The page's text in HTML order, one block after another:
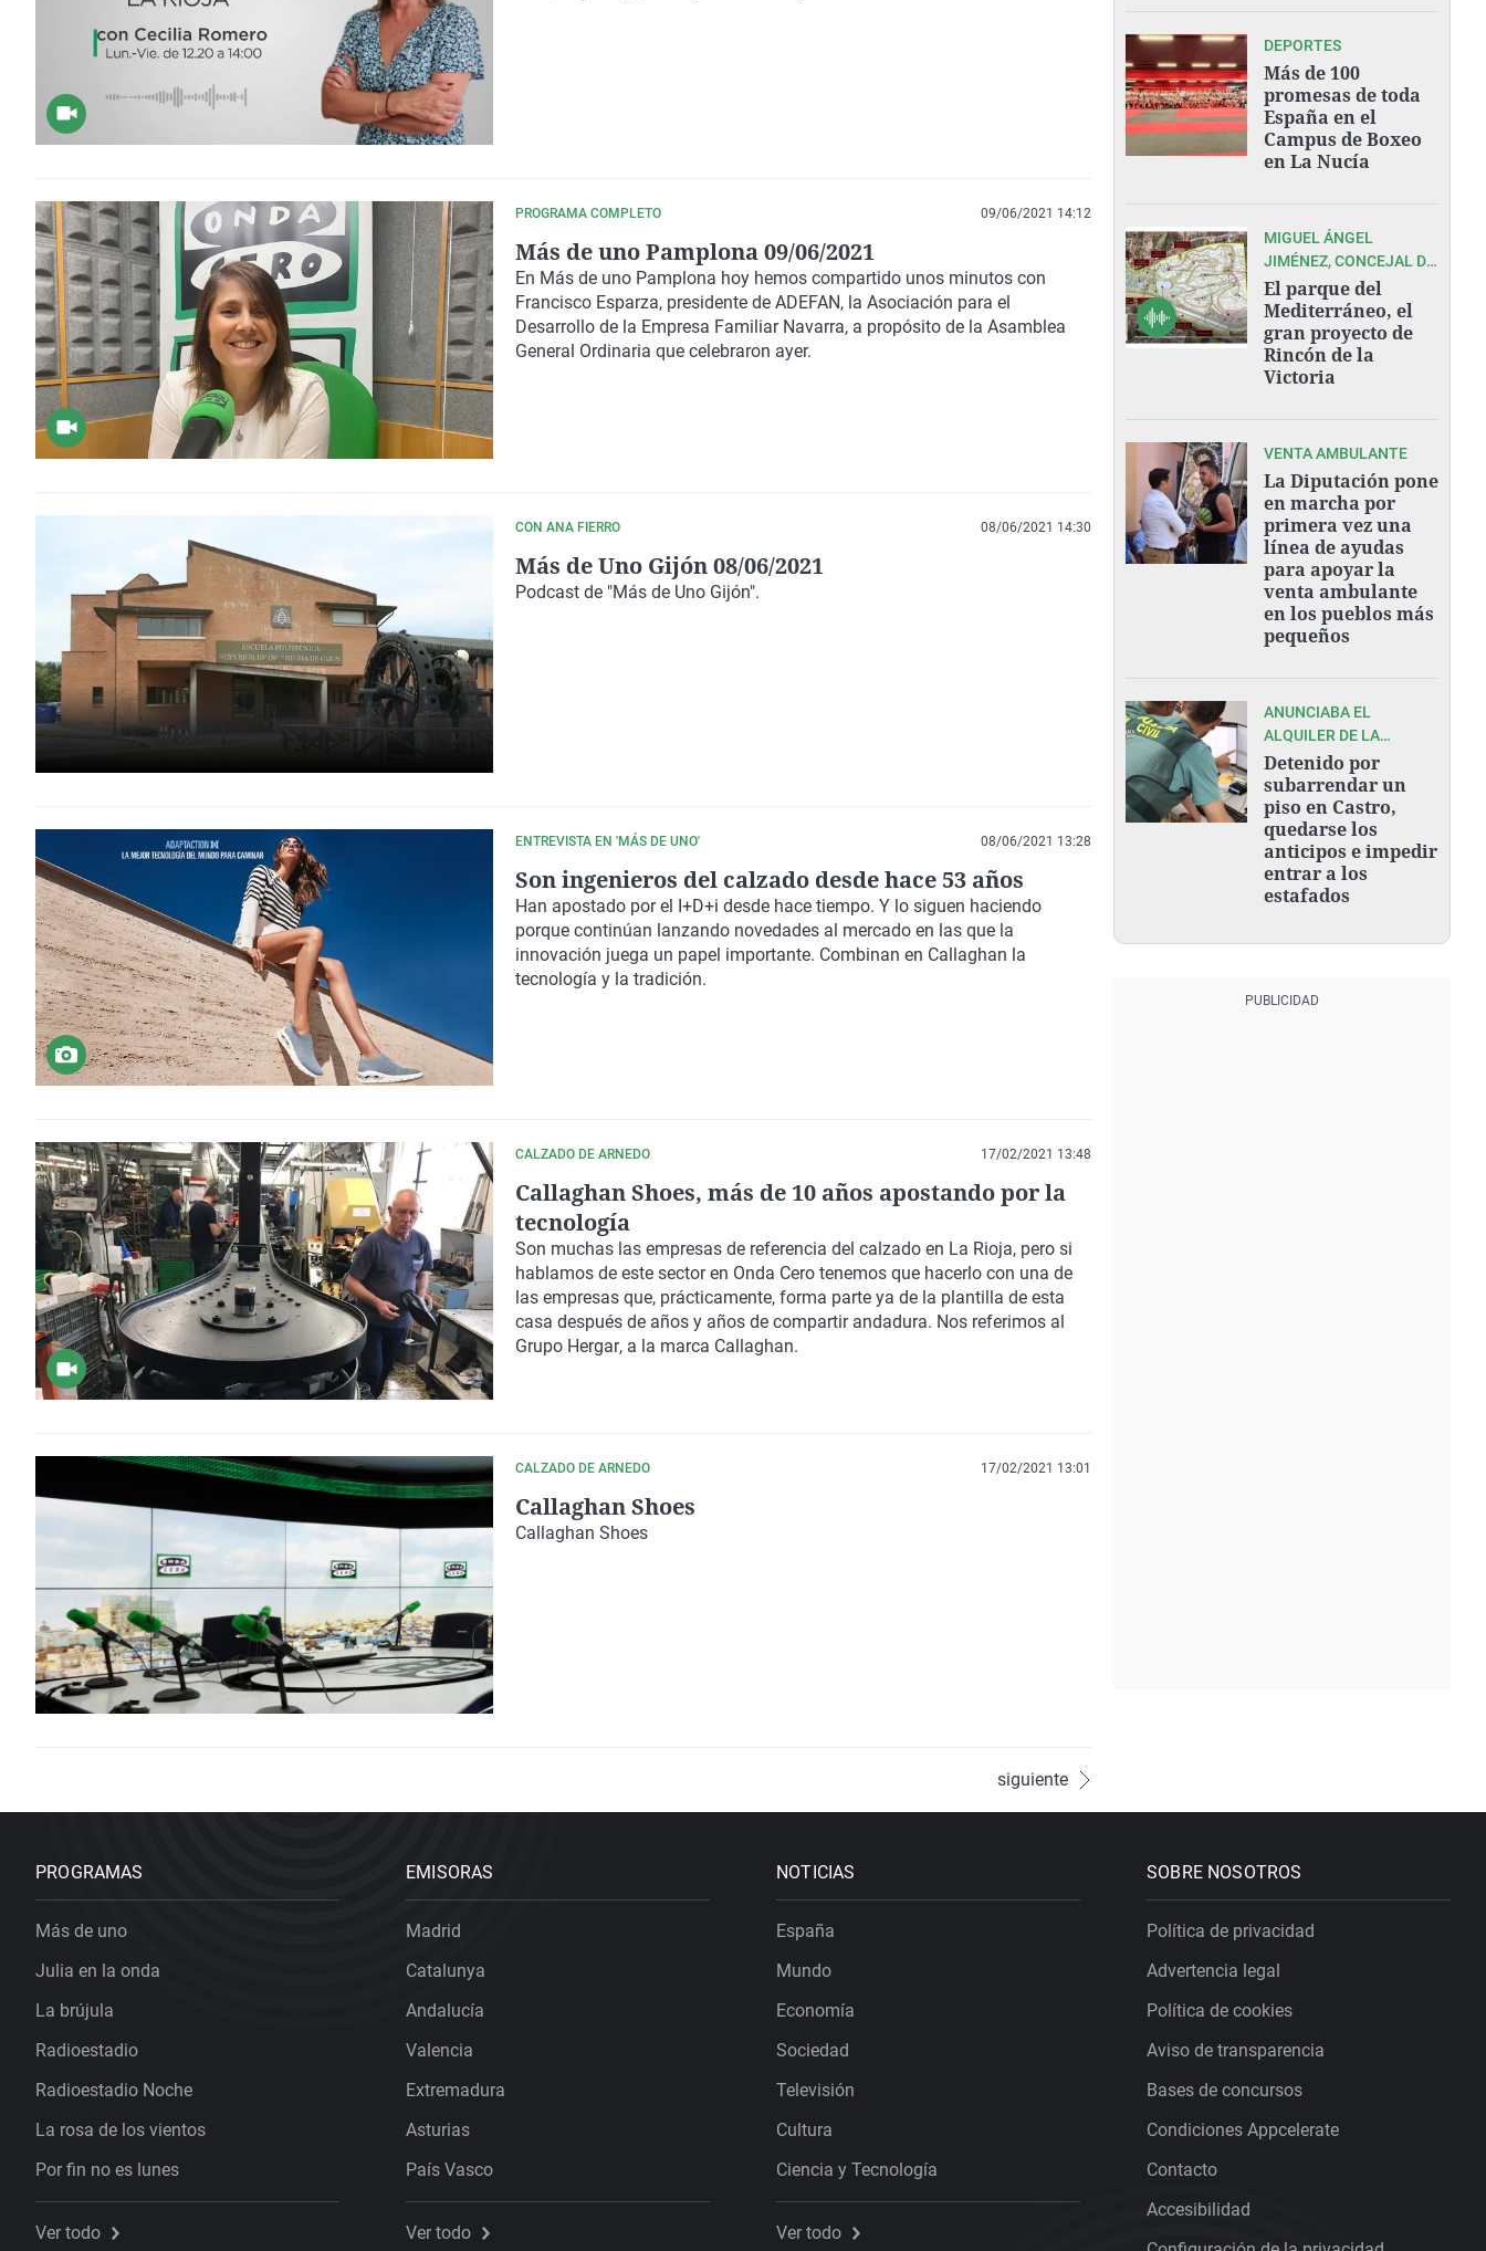
PROGRAMA COMPLETO 09/06/2021 14:12
Más de uno Pamplona 09/06/2021
En Más de uno Pamplona hoy hemos compartido unos minutos con
Francisco Esparza, presidente de ADEFAN, la Asociación para el
Desarrollo de la Empresa Familiar Navarra, a propósito de la Asamblea
General Ordinaria que celebraron ayer.
CON ANA FIERRO 08/06/2021 14:30
Más de Uno Gijón 08/06/2021
Podcast de "Más de Uno Gijón".
ENTREVISTA EN 'MÁS DE UNO' 08/06/2021 13:28
Son ingenieros del calzado desde hace 53 años
Han apostado por el I+D+i desde hace tiempo. Y lo siguen haciendo
porque continúan lanzando novedades al mercado en las que la
innovación juega un papel importante. Combinan en Callaghan la
tecnología y la tradición.
CALZADO DE ARNEDO 17/02/2021 13:48
Callaghan Shoes, más de 10 años apostando por la
tecnología
Son muchas las empresas de referencia del calzado en La Rioja, pero si
hablamos de este sector en Onda Cero tenemos que hacerlo con una de
las empresas que, prácticamente, forma parte ya de la plantilla de esta
casa después de años y años de compartir andadura. Nos referimos al
Grupo Hergar, a la marca Callaghan.
CALZADO DE ARNEDO 17/02/2021 13:01
Callaghan Shoes
Callaghan Shoes
siguiente
DEPORTES
Más de 100
promesas de toda
España en el
Campus de Boxeo
en La Nucía
MIGUEL ÁNGEL
JIMÉNEZ, CONCEJAL DE
RINCÓN DE LA VICTORIA
El parque del
Mediterráneo, el
gran proyecto de
Rincón de la
Victoria
VENTA AMBULANTE
La Diputación pone
en marcha por
primera vez una
línea de ayudas
para apoyar la
venta ambulante
en los pueblos más
pequeños
ANUNCIABA EL
ALQUILER DE LA
VIVIENDA COMPLETA
POR 750 EUROS
Detenido por
subarrendar un
piso en Castro,
quedarse los
anticipos e impedir
entrar a los
estafados
PROGRAMAS
Más de uno
Julia en la onda
La brújula
Radioestadio
Radioestadio Noche
La rosa de los vientos
Por fin no es lunes
Ver todo
EMISORAS
Madrid
Catalunya
Andalucía
Valencia
Extremadura
Asturias
País Vasco
Ver todo
NOTICIAS
España
Mundo
Economía
Sociedad
Televisión
Cultura
Ciencia y Tecnología
Ver todo
SOBRE NOSOTROS
Política de privacidad
Advertencia legal
Política de cookies
Aviso de transparencia
Bases de concursos
Condiciones Appcelerate
Contacto
Accesibilidad